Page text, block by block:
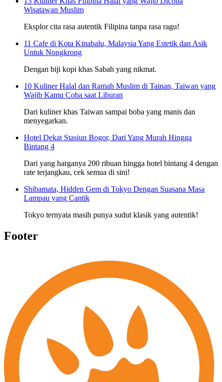
Wisatawan Muslim
Eksplor cita rasa autentik Filipina tanpa rasa ragu!
11 Cafe di Kota Kinabalu, Malaysia Yang Estetik dan Asik
Untuk Nongkrong
Dengan biji kopi khas Sabah yang nikmat.
10 Kuliner Halal dan Ramah Muslim di Tainan, Taiwan yang
Wajib Kamu Coba saat Liburan
Dari kuliner khas Taiwan sampai boba yang manis dan
menyegarkan.
Hotel Dekat Stasiun Bogor, Dari Yang Murah Hingga
Bintang 4
Dari yang harganya 200 ribuan hingga hotel bintang 4 dengan
rate terjangkau, cek semua di sini!
Shibamata, Hidden Gem di Tokyo Dengan Suasana Masa
Lampau yang Cantik
Tokyo ternyata masih punya sudut klasik yang autentik!
Footer